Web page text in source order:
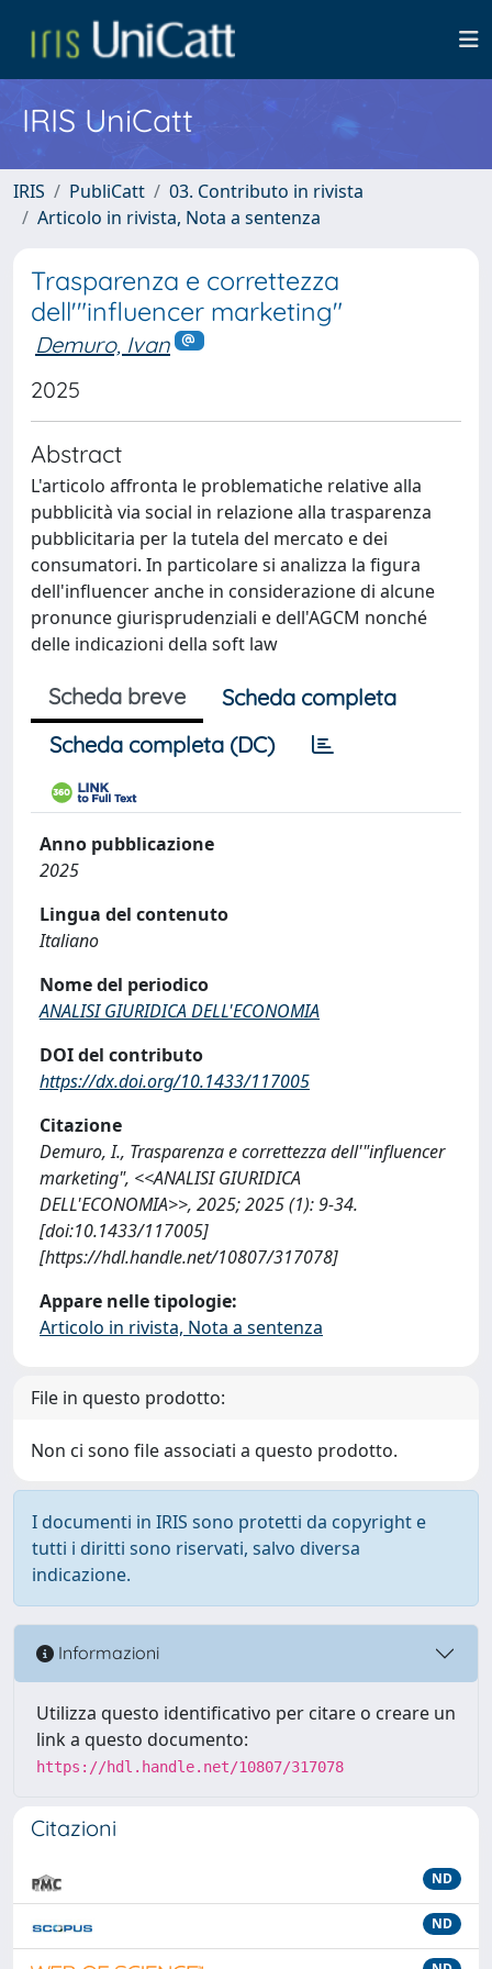
IRIS UniCatt
IRIS PubliCatt
03. Contributo in rivista
Articolo in rivista, Nota a sentenza
Trasparenza e correttezza
dell'"influencer marketing"
Demuro, Ivan
2025
Abstract
L'articolo affronta le problematiche relative alla
pubblicità via social in relazione alla trasparenza
pubblicitaria per la tutela del mercato e dei
consumatori. In particolare si analizza la figura
dell'influencer anche in considerazione di alcune
pronunce giurisprudenziali e dell'AGCM nonché
delle indicazioni della soft law
Scheda breve
Scheda completa
Scheda completa (DC)
Anno pubblicazione
2025
Lingua del contenuto
Italiano
Nome del periodico
ANALISI GIURIDICA DELL'ECONOMIA
DOI del contributo
https://dx.doi.org/10.1433/117005
Citazione
Demuro, I., Trasparenza e correttezza dell'"influencer
marketing", <<ANALISI GIURIDICA
DELL'ECONOMIA>>, 2025; 2025 (1): 9-34.
[doi:10.1433/117005]
[https://hdl.handle.net/10807/317078]
Appare nelle tipologie:
Articolo in rivista, Nota a sentenza
File in questo prodotto:
Non ci sono file associati a questo prodotto.
I documenti in IRIS sono protetti da copyright e
tutti i diritti sono riservati, salvo diversa
indicazione.
Informazioni
Utilizza questo identificativo per citare o creare un
link a questo documento:
https://hdl.handle.net/10807/317078
Citazioni
ND
ND